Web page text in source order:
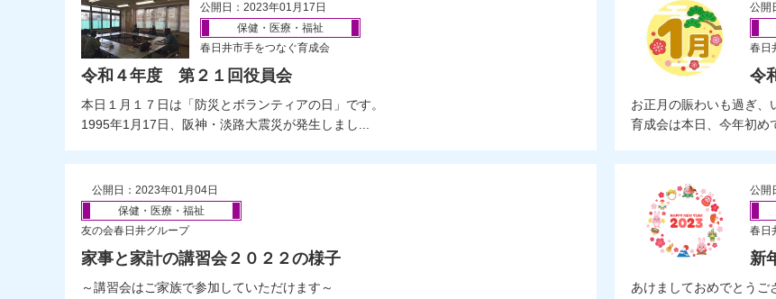
公開日：2023年01月17日
保健・医療・福祉
春日井市手をつなぐ育成会
令和４年度 第２１回役員会
本日１月１７日は「防災とボランティアの日」です。
1995年1月17日、阪神・淡路大震災が発生しまし...
公開
春日
令
お正月の賑わいも過ぎ、
育成会は本日、今年初め
公開日：2023年01月04日
保健・医療・福祉
友の会春日井グループ
家事と家計の講習会２０２２の様子
～講習会はご家族で参加していただけます～
公開
春日
新
あけましておめでとうご